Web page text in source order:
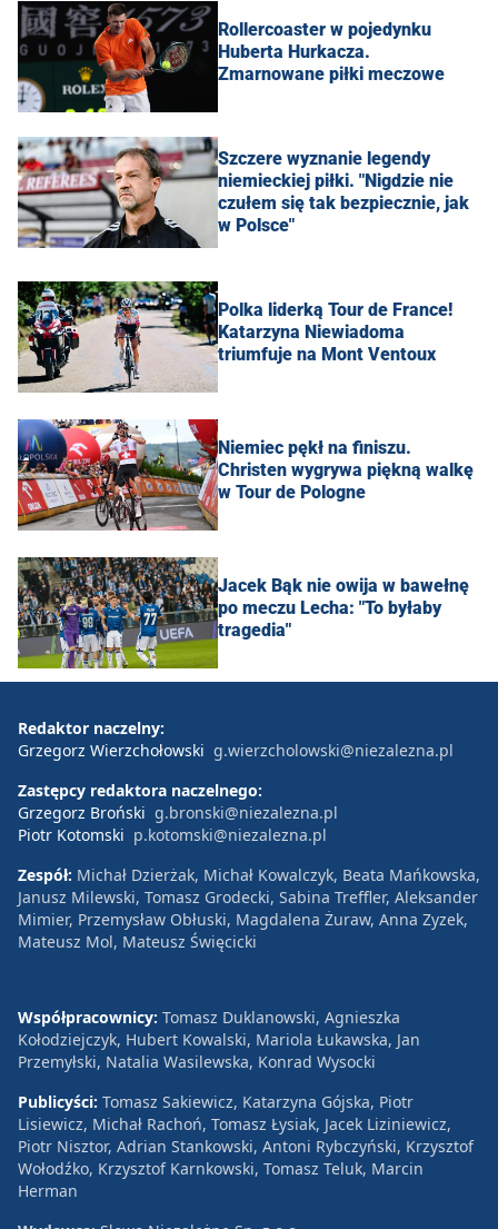
Rollercoaster w pojedynku
Huberta Hurkacza.
Zmarnowane piłki meczowe
Szczere wyznanie legendy
niemieckiej piłki. "Nigdzie nie
czułem się tak bezpiecznie, jak
w Polsce"
Polka liderką Tour de France!
Katarzyna Niewiadoma
triumfuje na Mont Ventoux
Niemiec pękł na finiszu.
Christen wygrywa piękną walkę
w Tour de Pologne
Jacek Bąk nie owija w bawełnę
po meczu Lecha: "To byłaby
tragedia"
Redaktor naczelny:
Grzegorz Wierzchołowski g.wierzcholowski@niezalezna.pl
Zastępcy redaktora naczelnego:
Grzegorz Broński g.bronski@niezalezna.pl
Piotr Kotomski p.kotomski@niezalezna.pl
Zespół: Michał Dzierżak, Michał Kowalczyk, Beata Mańkowska,
Janusz Milewski, Tomasz Grodecki, Sabina Treffler, Aleksander
Mimier, Przemysław Obłuski, Magdalena Żuraw, Anna Zyzek,
Mateusz Mol, Mateusz Święcicki
Współpracownicy: Tomasz Duklanowski, Agnieszka
Kołodziejczyk, Hubert Kowalski, Mariola Łukawska, Jan
Przemyłski, Natalia Wasilewska, Konrad Wysocki
Publicyści: Tomasz Sakiewicz, Katarzyna Gójska, Piotr
Lisiewicz, Michał Rachoń, Tomasz Łysiak, Jacek Liziniewicz,
Piotr Nisztor, Adrian Stankowski, Antoni Rybczyński, Krzysztof
Wołodźko, Krzysztof Karnkowski, Tomasz Teluk, Marcin
Herman